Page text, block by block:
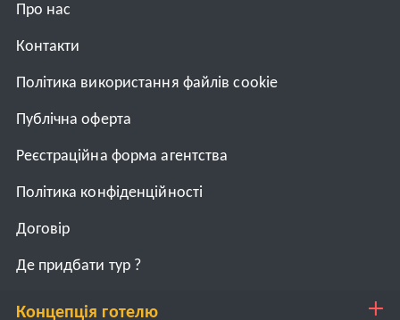
Про нас
Контакти
Політика використання файлів cookie
Публічна оферта
Реєстраційна форма агентства
Політика конфіденційності
Договiр
Де придбати тур ?
Концепція готелю